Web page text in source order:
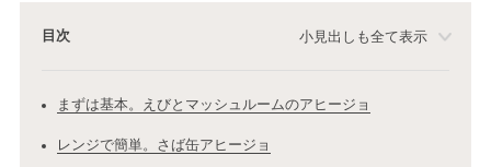
目次 小見出しも全て表示
まずは基本。えびとマッシュルームのアヒージョ
レンジで簡単。さば缶アヒージョ